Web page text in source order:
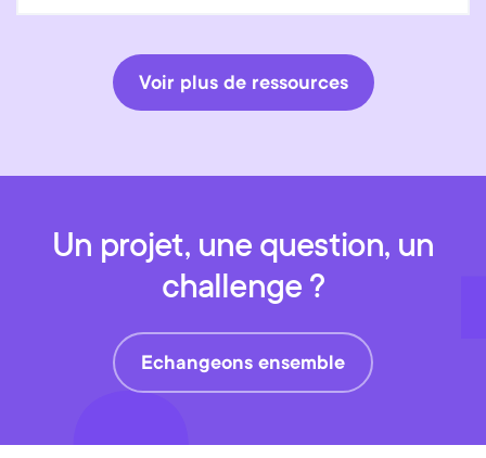
Voir plus de ressources
Un projet, une question, un
challenge ?
Echangeons ensemble